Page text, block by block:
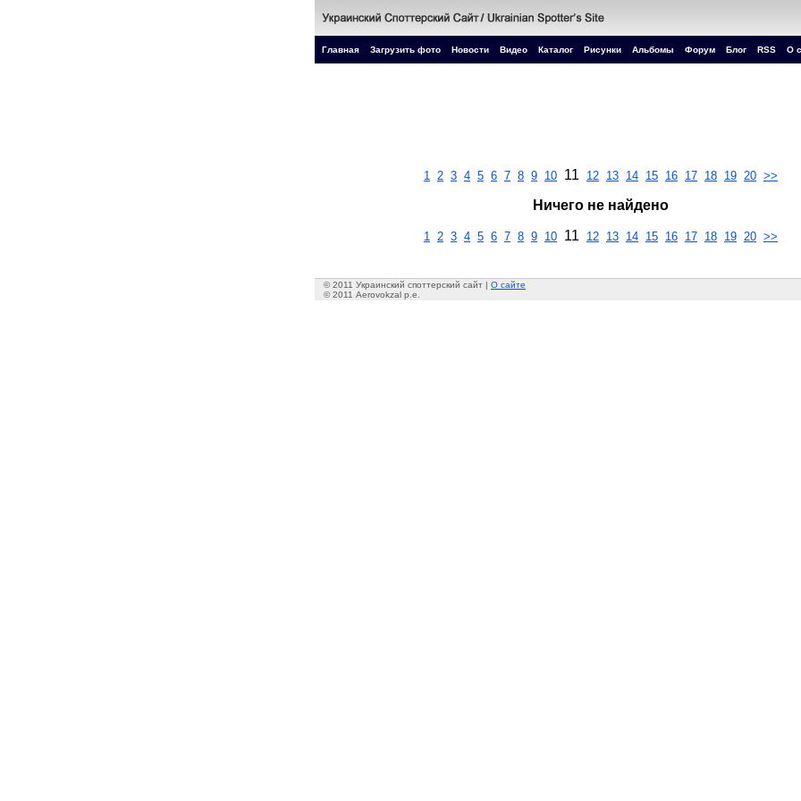
Главная Загрузить фото Новости Видео Каталог Рисунки Альбомы Форум Блог RSS О
1 2 3 4 5 6 7 8 9 10 11 12 13 14 15 16 17 18 19 20 >>
Ничего не найдено
1 2 3 4 5 6 7 8 9 10 11 12 13 14 15 16 17 18 19 20 >>
© 2011 Украинский споттерский сайт | О сайте
© 2011 Aerovokzal p.e.